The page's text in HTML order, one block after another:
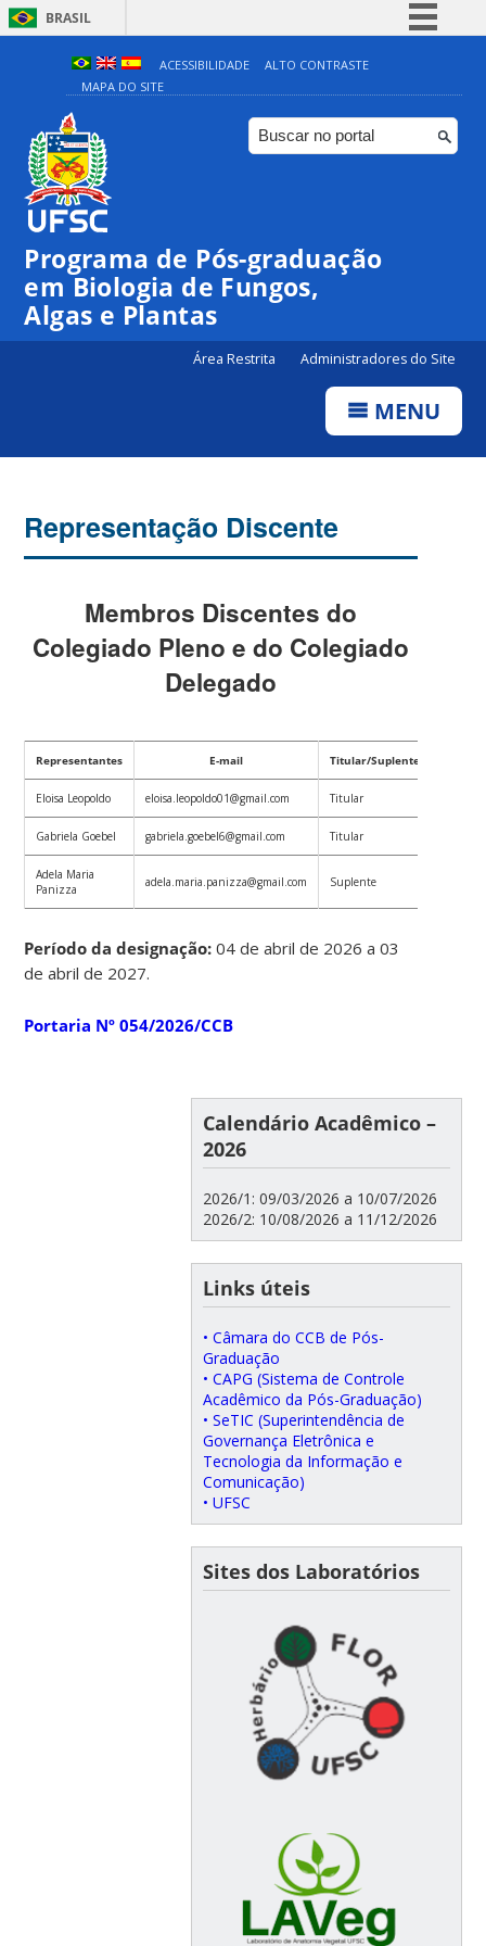
BRASIL
Simplifique!
Comunica BR
Participe
ACESSIBILIDADE
ALTO CONTRASTE
MAPA DO SITE
Programa de Pós-graduação
em Biologia de Fungos,
Algas e Plantas
Área Restrita Administradores do Site
MENU
Representação Discente
Membros Discentes do
Colegiado Pleno e do Colegiado
Delegado
Representantes E-mail Titular/Suplente
Eloisa Leopoldo eloisa.leopoldo01@gmail.com Titular
Gabriela Goebel gabriela.goebel6@gmail.com Titular
Adela Maria
Panizza
adela.maria.panizza@gmail.com Suplente
Período da designação: 04 de abril de 2026 a 03
de abril de 2027.
Portaria Nº 054/2026/CCB
Calendário Acadêmico –
2026
2026/1: 09/03/2026 a 10/07/2026
2026/2: 10/08/2026 a 11/12/2026
Links úteis
• Câmara do CCB de Pós-
Graduação
• CAPG (Sistema de Controle
Acadêmico da Pós-Graduação)
• SeTIC (Superintendência de
Governança Eletrônica e
Tecnologia da Informação e
Comunicação)
• UFSC
Sites dos Laboratórios